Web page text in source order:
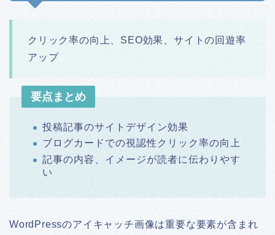
クリック率の向上、SEO効果、サイトの回遊率
アップ
要点まとめ
投稿記事のサイトデザイン効果
ブログカードでの視認性クリック率の向上
記事の内容、イメージが読者に伝わりやす
い
WordPressのアイキャッチ画像は重要な要素が含まれ